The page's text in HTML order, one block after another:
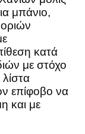
μπάνιο,
κατά
με στόχο
επίφοβο να
και με